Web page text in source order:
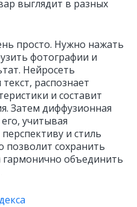
выглядит в разных
просто. Нужно нажать
фотографии и
Нейросеть
распознает
и составит
Затем диффузионная
учитывая
и стиль
позволит сохранить
гармонично объединить